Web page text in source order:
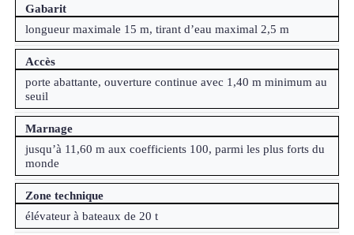
Gabarit
longueur maximale 15 m, tirant d’eau maximal 2,5 m
Accès
porte abattante, ouverture continue avec 1,40 m minimum au
seuil
Marnage
jusqu’à 11,60 m aux coefficients 100, parmi les plus forts du
monde
Zone technique
élévateur à bateaux de 20 t